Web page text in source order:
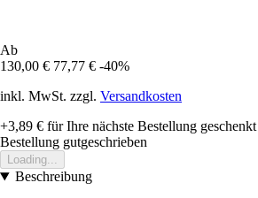
Ab
130,00 € 77,77 € -40%
inkl. MwSt. zzgl. Versandkosten
+3,89 € für Ihre nächste Bestellung geschenkt
Bestellung gutgeschrieben
Loading...
Beschreibung